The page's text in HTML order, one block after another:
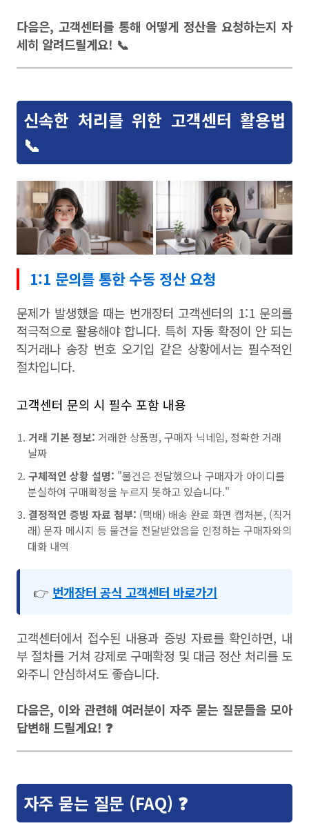
다음은, 고객센터를 통해 어떻게 정산을 요청하는지 자
세히 알려드릴게요! 📞
신속한 처리를 위한 고객센터 활용법
📞
1:1 문의를 통한 수동 정산 요청
문제가 발생했을 때는 번개장터 고객센터의 1:1 문의를
적극적으로 활용해야 합니다. 특히 자동 확정이 안 되는
직거래나 송장 번호 오기입 같은 상황에서는 필수적인
절차입니다.
고객센터 문의 시 필수 포함 내용
거래 기본 정보: 거래한 상품명, 구매자 닉네임, 정확한 거래
날짜
구체적인 상황 설명: "물건은 전달했으나 구매자가 아이디를
분실하여 구매확정을 누르지 못하고 있습니다."
결정적인 증빙 자료 첨부: (택배) 배송 완료 화면 캡처본, (직거
래) 문자 메시지 등 물건을 전달받았음을 인정하는 구매자와의
대화 내역
👉 번개장터 공식 고객센터 바로가기
고객센터에서 접수된 내용과 증빙 자료를 확인하면, 내
부 절차를 거쳐 강제로 구매확정 및 대금 정산 처리를 도
와주니 안심하셔도 좋습니다.
다음은, 이와 관련해 여러분이 자주 묻는 질문들을 모아
답변해 드릴게요! ❓
자주 묻는 질문 (FAQ) ❓